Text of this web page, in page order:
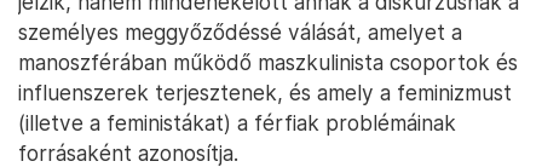
személyes meggyőződéssé válását, amelyet a
manoszférában működő maszkulinista csoportok és
influenszerek terjesztenek, és amely a feminizmust
(illetve a feministákat) a férfiak problémáinak
forrásaként azonosítja.